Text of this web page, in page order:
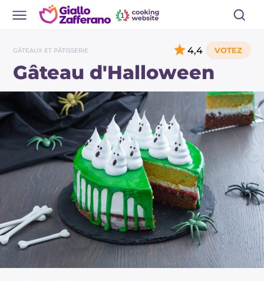
GÂTEAUX ET PÂTISSERIE
Gâteau d'Halloween
4,4